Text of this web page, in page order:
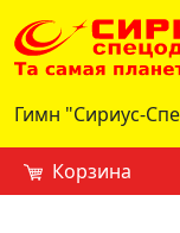
Гимн "Сириус-
Корзина